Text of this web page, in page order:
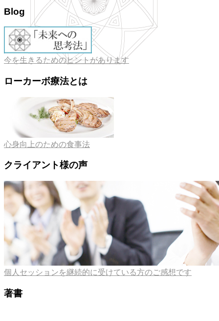
Blog
今を生きるためのヒントがあります
ローカーボ療法とは
心身向上のための食事法
クライアント様の声
個人セッションを継続的に受けている方のご感想です
著書